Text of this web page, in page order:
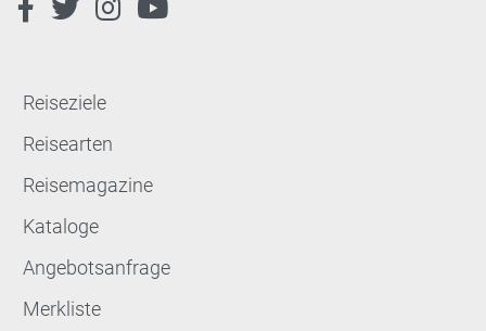
Reiseziele
Reisearten
Reisemagazine
Kataloge
Angebotsanfrage
Merkliste